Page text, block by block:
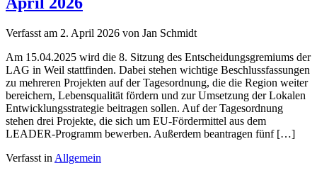
am
April
2026
Verfasst am 2. April 2026 von Jan Schmidt
Am 15.04.2025 wird die 8. Sitzung des Entscheidungsgremiums der
LAG in Weil stattfinden. Dabei stehen wichtige Beschlussfassungen
zu mehreren Projekten auf der Tagesordnung, die die Region weiter
bereichern, Lebensqualität fördern und zur Umsetzung der Lokalen
Entwicklungsstrategie beitragen sollen. Auf der Tagesordnung
stehen drei Projekte, die sich um EU-Fördermittel aus dem
LEADER-Programm bewerben. Außerdem beantragen fünf […]
Verfasst in Allgemein